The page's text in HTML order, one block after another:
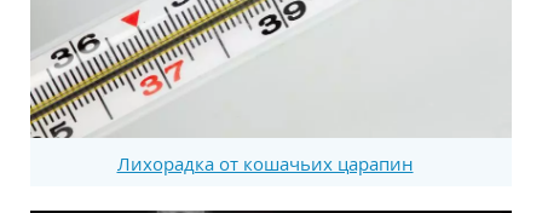
Лихорадка от кошачьих царапин